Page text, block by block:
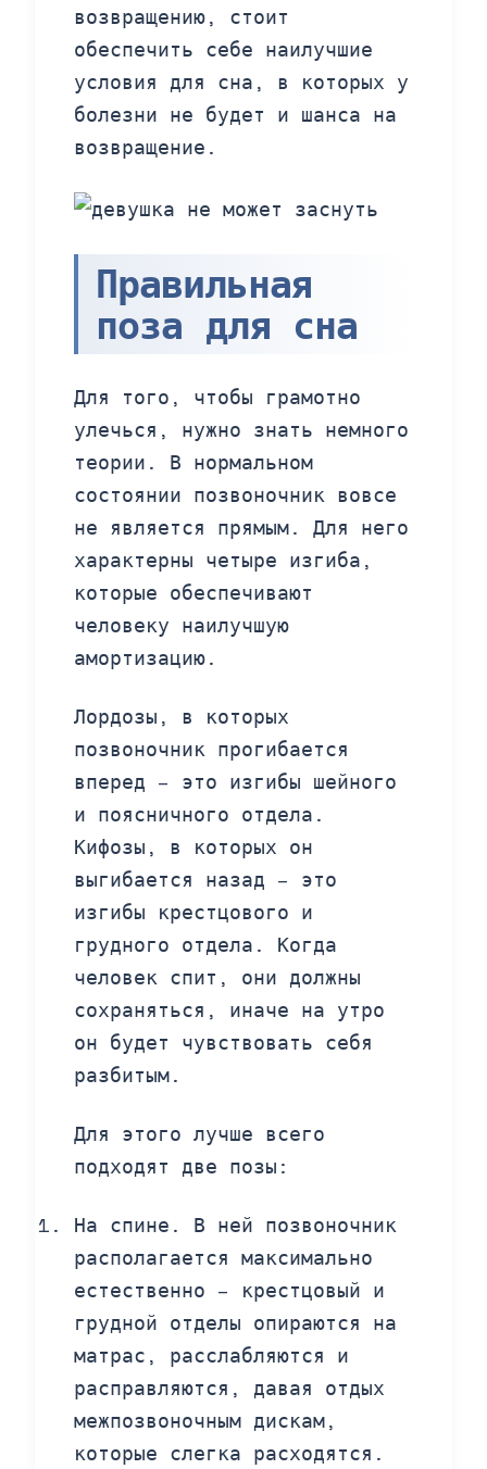
возвращению, стоит
обеспечить себе наилучшие
условия для сна, в которых у
болезни не будет и шанса на
возвращение.
Правильная
поза для сна
Для того, чтобы грамотно
улечься, нужно знать немного
теории. В нормальном
состоянии позвоночник вовсе
не является прямым. Для него
характерны четыре изгиба,
которые обеспечивают
человеку наилучшую
амортизацию.
Лордозы, в которых
позвоночник прогибается
вперед – это изгибы шейного
и поясничного отдела.
Кифозы, в которых он
выгибается назад – это
изгибы крестцового и
грудного отдела. Когда
человек спит, они должны
сохраняться, иначе на утро
он будет чувствовать себя
разбитым.
Для этого лучше всего
подходят две позы:
На спине. В ней позвоночник
располагается максимально
естественно – крестцовый и
грудной отделы опираются на
матрас, расслабляются и
расправляются, давая отдых
межпозвоночным дискам,
которые слегка расходятся.